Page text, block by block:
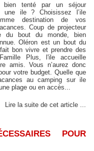
bien tenté par un séjour
une ile ? Choisissez l’ile
destination de vos
Coup de projecteur
du bout du monde, bien
Oléron est un bout du
bon vivre et prendre des
Plus, l'ile accueille
amis. Vous n’aurez donc
votre budget. Quelle que
au camping sur ile
plage ou en accès...
Lire la suite de cet article ...
POUR